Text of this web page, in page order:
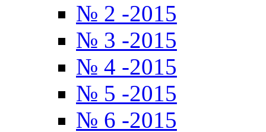
№ 2 -2015
№ 3 -2015
№ 4 -2015
№ 5 -2015
№ 6 -2015